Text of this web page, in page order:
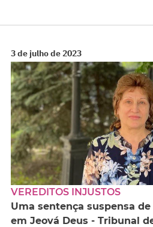
3 de julho de 2023
VEREDITOS INJUSTOS
Uma sentença suspensa
em Jeová Deus - Tribunal